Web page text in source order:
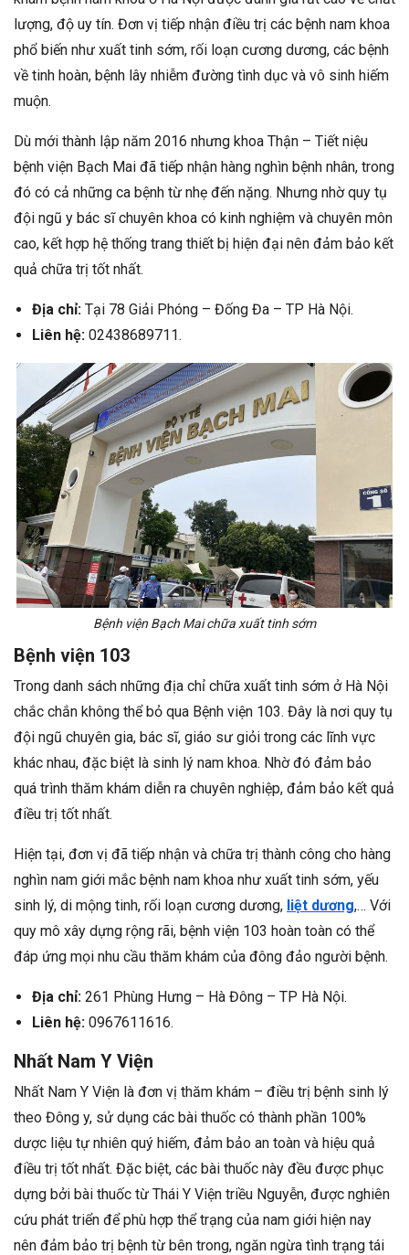
lượng, độ uy tín. Đơn vị tiếp nhận điều trị các bệnh nam khoa
phổ biến như xuất tinh sớm, rối loạn cương dương, các bệnh
về tinh hoàn, bệnh lây nhiễm đường tình dục và vô sinh hiếm
muộn.
Dù mới thành lập năm 2016 nhưng ‏khoa Thận – Tiết niệu
bệnh viện Bạch Mai đã tiếp nhận hàng nghìn bệnh nhân, trong
đó có cả những ca bệnh từ nhẹ đến nặng. Nhưng nhờ quy tụ
đội ngũ y bác sĩ chuyên khoa có kinh nghiệm và chuyên môn
cao, kết hợp hệ thống trang thiết bị hiện đại nên đảm bảo kết
quả chữa trị tốt nhất.
‏‏Địa chỉ: Tại 78 Giải Phóng – Đống Đa – TP Hà Nội.
Liên hệ: 02438689711.
Bệnh viện Bạch Mai chữa xuất tinh sớm
Bệnh viện 103
Trong danh sách những địa chỉ chữa xuất tinh sớm ở Hà Nội
chắc chắn không thể bỏ qua Bệnh viện 103. Đây là nơi quy tụ
đội ngũ chuyên gia, bác sĩ, giáo sư giỏi trong các lĩnh vực
khác nhau, đặc biệt là sinh lý nam khoa. Nhờ đó đảm bảo
quá trình thăm khám diễn ra chuyên nghiệp, đảm bảo kết quả
điều trị tốt nhất.
Hiện tại, đơn vị đã tiếp nhận và chữa trị thành công cho hàng
nghìn nam giới mắc bệnh nam khoa như xuất tinh sớm, yếu
sinh lý, di mộng tinh, rối loạn cương dương, liệt dương,… Với
quy mô xây dựng rộng rãi, bệnh viện 103 hoàn toàn có thể
đáp ứng mọi nhu cầu thăm khám của đông đảo người bệnh.
Địa chỉ: 261 Phùng Hưng – Hà Đông – TP Hà Nội.
Liên hệ: 0967611616.
Nhất Nam Y Viện
Nhất Nam Y Viện là đơn vị thăm khám – điều trị bệnh sinh lý
theo Đông y, sử dụng các bài thuốc có thành phần 100%
dược liệu tự nhiên quý hiếm, đảm bảo an toàn và hiệu quả
điều trị tốt nhất. Đặc biệt, các bài thuốc này đều được phục
dựng bởi bài thuốc từ Thái Y Viện triều Nguyễn, được nghiên
cứu phát triển để phù hợp thể trạng của nam giới hiện nay
nên đảm bảo trị bệnh từ bên trong, ngăn ngừa tình trạng tái